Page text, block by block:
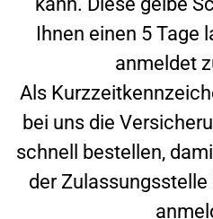
Ihnen einen 5 Tage
anmeldet
Als
bei uns die
schnell bestellen,
der